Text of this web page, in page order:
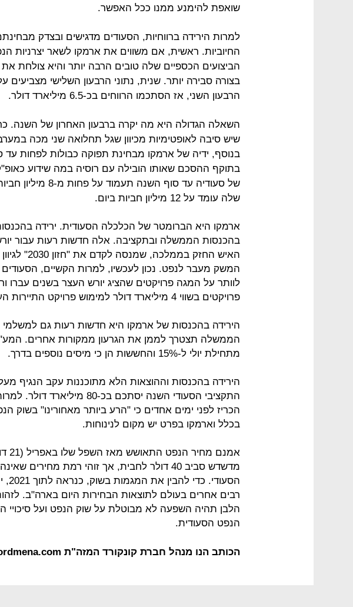
שואפת להימנע ממנו ככל האפשר.
למרות הירידה ברווחיות, הסעודים מדגישים ובצדק
החיוביות. ראשית, אם משווים את ארמקו לשאר יצרניות
הביצועים הכספיים שלה טובים הרבה יותר והיא צולחת
בצורה סבירה יותר. שנית, נתוני הרבעון השלישי מצביעים
הרבעון השני, אז הסתכמו הרווחים בכ-6.5 מיליארד דולר.
השאלה הגדולה היא מה יקרה ברבעון האחרון של השנה.
שיש סיבה לאופטימיות מכיוון שגל תחלואה שני מכה
בנוסף, ידיה של ארמקו מבחינת תפוקה כבולות לפחות עד
בתוקף ההסכם שאותו הובילה עם רוסיה במה שידוע
של סעודיה עד סוף השנה
שלה עומד על 12 מיליון חביות ביום.
ארמקו היא הברומטר של הכלכלה הסעודית. ירידה
בהכנסות הממשלה ובתקציבה. אלה חדשות רעות עבור
האיש החזק
המשק מעבר לנפט. נכון לעכשיו, למרות הקשיים,
לוותר על המגה פרויקטים שהציג יורש העצר בשנים עברו
פרויקטים בשווי 4 מיליארד דולר למימוש פרויקט התיירות הענק בים סוף.
הירידה בהכנסות של ארמקו היא חדשות רעות גם למשלמי
הממשלה תצטרך לממן את הגרעון ממקורות אחרים.
מתחילת יולי ל-15% והחששות הן כי מיסים נוספים בדרך.
הירידה בהכנסות וההוצאות הלא מתוכננות עקב הנגיף
התקציבי הסעודי השנה יסתכם בכ-80
הכריז לפני ימים אחדים כי "הרע ביותר מאחורינו" בשוק
בכלל וארמקו בפרט יש מקום לנינוחות.
מדשדש סביב 40 דולר לחבית, אך זוהי רמת
רבים אחרים בעולם לתוצאות הבחירות היום בארה"ב.
הלבן תהיה השפעה לא מבוטלת על שוק הנפט ועל סיכויי
הנפט הסעודית.
הכותב הנו מנהל חברת קונקורד המזה"ת www.concordmena.com